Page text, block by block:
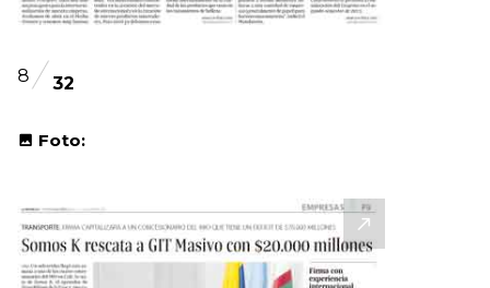
8 32
Foto: